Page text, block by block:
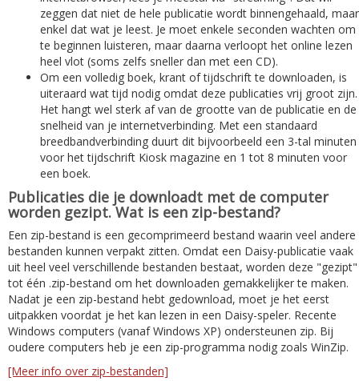
zeggen dat niet de hele publicatie wordt binnengehaald, maar
enkel dat wat je leest. Je moet enkele seconden wachten om
te beginnen luisteren, maar daarna verloopt het online lezen
heel vlot (soms zelfs sneller dan met een CD).
Om een volledig boek, krant of tijdschrift te downloaden, is
uiteraard wat tijd nodig omdat deze publicaties vrij groot zijn.
Het hangt wel sterk af van de grootte van de publicatie en de
snelheid van je internetverbinding. Met een standaard
breedbandverbinding duurt dit bijvoorbeeld een 3-tal minuten
voor het tijdschrift Kiosk magazine en 1 tot 8 minuten voor
een boek.
Publicaties die je downloadt met de computer
worden gezipt. Wat is een zip-bestand?
Een zip-bestand is een gecomprimeerd bestand waarin veel andere
bestanden kunnen verpakt zitten. Omdat een Daisy-publicatie vaak
uit heel veel verschillende bestanden bestaat, worden deze "gezipt"
tot één .zip-bestand om het downloaden gemakkelijker te maken.
Nadat je een zip-bestand hebt gedownload, moet je het eerst
uitpakken voordat je het kan lezen in een Daisy-speler. Recente
Windows computers (vanaf Windows XP) ondersteunen zip. Bij
oudere computers heb je een zip-programma nodig zoals WinZip.
[Meer info over zip-bestanden]